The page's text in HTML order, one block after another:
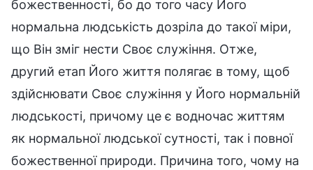
божественності, бо до того часу Його
нормальна людськість дозріла до такої міри,
що Він зміг нести Своє служіння. Отже,
другий етап Його життя полягає в тому, щоб
здійснювати Своє служіння у Його нормальній
людськості, причому це є водночас життям
як нормальної людської сутності, так і повної
божественної природи. Причина того, чому на